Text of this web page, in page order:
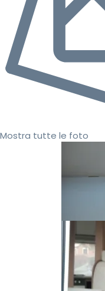
Mostra tutte le foto